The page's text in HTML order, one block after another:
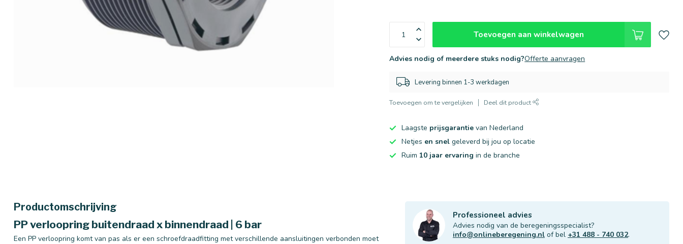
Toevoegen aan winkelwagen
Advies nodig of meerdere stuks nodig?Offerte aanvragen
Levering binnen 1-3 werkdagen
Toevoegen om te vergelijken Deel dit product
Laagste prijsgarantie van Nederland
Netjes en snel geleverd bij jou op locatie
Ruim 10 jaar ervaring in de branche
Productomschrijving
PP verloopring buitendraad x binnendraad | 6 bar
Een PP verloopring komt van pas als er een schroefdraadfitting met verschillende aansluitingen verbonden moet
Professioneel advies
Advies nodig van de beregeningsspecialist?
info@onlineberegening.nl of bel +31 488 - 740 032.